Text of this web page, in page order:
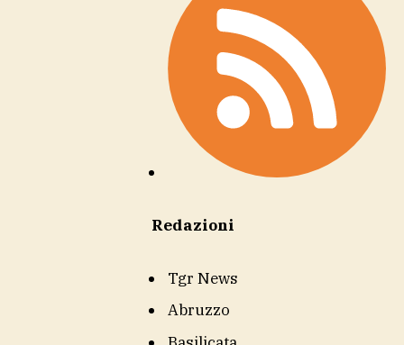
Redazioni
Tgr News
Abruzzo